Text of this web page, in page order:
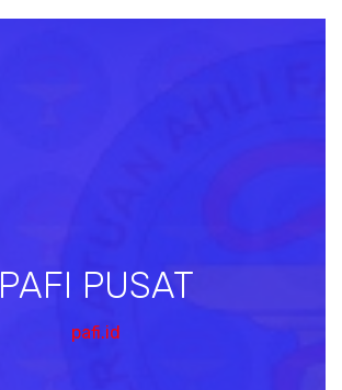
PAFI PUSAT
pafi.id